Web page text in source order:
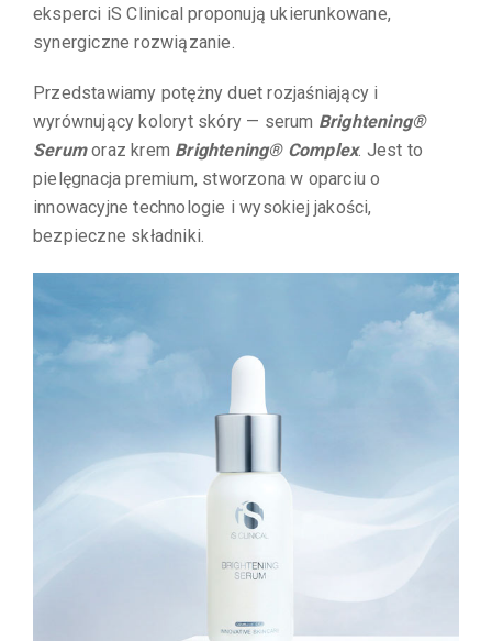
eksperci iS Clinical proponują ukierunkowane,
synergiczne rozwiązanie.
Przedstawiamy potężny duet rozjaśniający i
wyrównujący koloryt skóry — serum Brightening®
Serumoraz krem Brightening® Complex. Jest to
pielęgnacja premium, stworzona w oparciu o
innowacyjne technologie i wysokiej jakości,
bezpieczne składniki.